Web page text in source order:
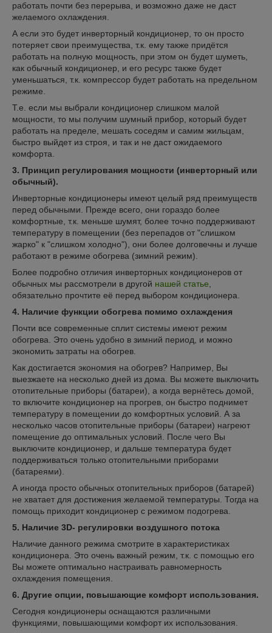
работать почти без перерыва, и возможно даже не даст
желаемого охлаждения.
А если это будет инверторный кондиционер, то он просто
потеряет свои преимущества, т.к. ему также придётся
работать на полную мощность, при этом он будет шуметь,
как обычный кондиционер, и его ресурс также будет
уменьшаться, т.к. компрессор будет работать на предельном
режиме.
Т.е. если мы выбрали кондиционер слишком малой
мощности, то мы получим шумный прибор, который будет
работать на пределе, мешать соседям и самим жильцам,
быстро выйдет из строя, и так и не даст ожидаемого
комфорта.
3. Принцип регулирования мощности (инверторный или
обычный).
Инверторные кондиционеры имеют целый ряд преимуществ
перед обычными. Прежде всего, они гораздо более
комфортные, т.к. меньше шумят, более точно поддерживают
температуру в помещении (без перепадов от "слишком
жарко" к "слишком холодно"), они более долговечны и лучше
работают в режиме обогрева (зимний режим).
Более подробно отличия инверторных кондиционеров от
обычных мы рассмотрели в другой нашей статье
обязательно прочтите её перед выбором кондиционера.
4. Наличие функции обогрева помимо охлаждения
Почти все современные сплит системы имеют режим
обогрева. Это очень удобно в зимний период, и можно
экономить затраты на обогрев.
Как достигается экономия на обогрев? Например, Вы
выезжаете на несколько дней из дома. Вы можете выключить
отопительные приборы (батареи), а когда вернётесь домой,
то включите кондиционер на прогрев, он быстро поднимет
температуру в помещении до комфортных условий. А за
несколько часов отопительные приборы (батареи) нагреют
помещение до оптимальных условий. После чего Вы
выключите кондиционер, и дальше температура будет
поддерживаться только отопительными приборами
(батареями).
А иногда просто обычных отопительных приборов (батарей)
не хватает для достижения желаемой температуры. Тогда на
помощь приходит кондиционер с режимом подогрева.
5. Наличие 3D- регулировки воздушного потока
Наличие данного режима смотрите в характеристиках
кондиционера. Это очень важный режим, т.к. с помощью его
Вы можете оптимально настраивать равномерность
охлаждения помещения.
6. Другие опции, повышающие комфорт использования.
Сегодня кондиционеры оснащаются различными
функциями, повышающими комфорт их использования.